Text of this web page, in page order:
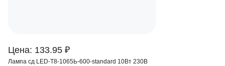
Цена: 133.95 ₽
Лампа сд LED-T8-1065Ь-600-standard 10Вт 230В